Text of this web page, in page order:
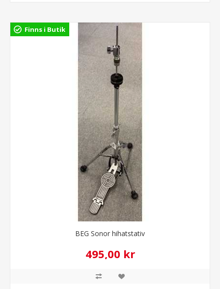
Finns i Butik
BEG Sonor hihatstativ
495,00 kr